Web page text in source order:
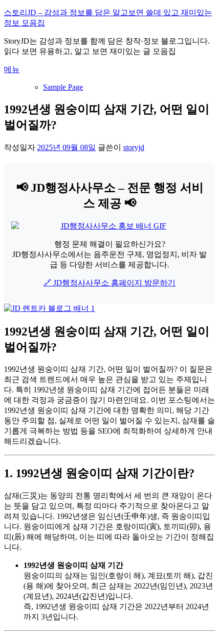
내
용
로
바
가
스토리JD – 감성과 정보를 담은 알고보면 쓸데 있고 재미있는
정보 모음집
StoryJD는 감성과 정보를 함께 담은 창작·정보 블로그입니다.
읽다 보면 유용하고, 알고 보면 재미있는 글 모음집
메뉴
Sample Page
1992년생 원숭이띠 삼재 기간, 어떤 일이
벌어질까?
작성일자 2025년 09월 08일 글쓴이 storyjd
📢 JD행정사사무소 – 전문 행정 서비
스 제공 📢
행정 문제 해결이 필요하신가요?
JD행정사사무소에서는 음주운전 구제, 영업정지, 비자 발
급 등 다양한 서비스를 제공합니다.
🔗 JD행정사사무소 홈페이지 방문하기
1992년생 원숭이띠 삼재 기간, 어떤 일이
벌어질까?
1992년생 원숭이띠 삼재 기간, 어떤 일이 벌어질까? 이 질문은
최근 검색 트렌드에서 매우 높은 관심을 받고 있는 주제입니
다. 특히 1992년생 원숭이띠 삼재 기간에 접어든 분들은 미래
에 대한 걱정과 궁금증이 많기 마련인데요. 이번 포스팅에서는
1992년생 원숭이띠 삼재 기간에 대한 명확한 의미, 해당 기간
동안 주의할 점, 실제로 어떤 일이 벌어질 수 있는지, 삼재를 슬
기롭게 극복하는 방법 등을 SEO에 최적화하여 상세하게 안내
해드리겠습니다.
1. 1992년생 원숭이띠 삼재 기간이란?
삼재(三災)는 동양의 전통 명리학에서 세 번의 큰 재앙이 온다
는 뜻을 담고 있으며, 특정 띠마다 주기적으로 찾아온다고 알
려져 있습니다. 1992년생은 임신년(壬申年)생, 즉 원숭이띠입
니다. 원숭이띠에게 삼재 기간은 호랑이띠(寅), 토끼띠(卯), 용
띠(辰) 해에 해당하며, 이는 띠에 따라 돌아오는 기간이 정해집
니다.
1992년생 원숭이띠 삼재 기간
원숭이띠의 삼재는 임인(호랑이 해), 계묘(토끼 해), 갑진
(용 해)에 찾아오며, 최근 삼재는 2022년(임인년), 2023년
(계묘년), 2024년(갑진년)입니다.
즉, 1992년생 원숭이띠 삼재 기간은 2022년부터 2024년
까지 3년입니다.